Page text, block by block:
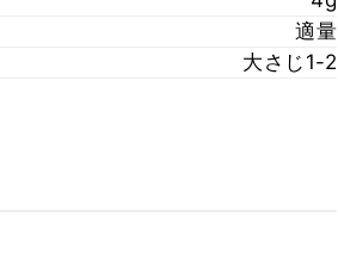
適量
大さじ1-2